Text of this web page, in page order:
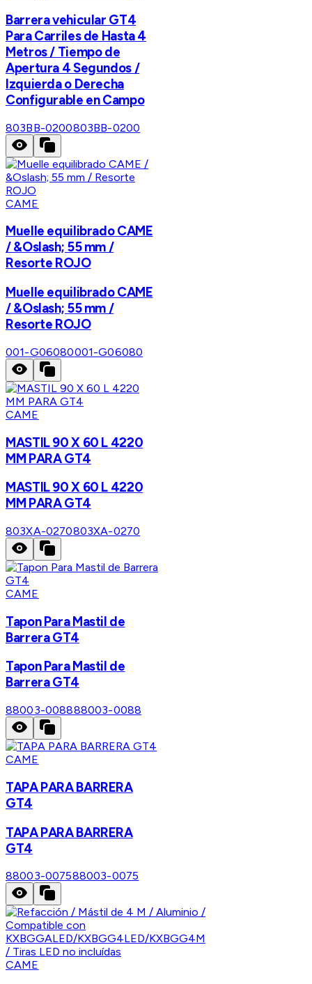
Barrera vehicular GT4
Para Carriles de Hasta 4
Metros / Tiempo de
Apertura 4 Segundos /
Izquierda o Derecha
Configurable en Campo
803BB-0200803BB-0200
CAME
Muelle equilibrado CAME
/ &Oslash; 55 mm /
Resorte ROJO
Muelle equilibrado CAME
/ &Oslash; 55 mm /
Resorte ROJO
001-G06080001-G06080
CAME
MASTIL 90 X 60 L 4220
MM PARA GT4
MASTIL 90 X 60 L 4220
MM PARA GT4
803XA-0270803XA-0270
CAME
Tapon Para Mastil de
Barrera GT4
Tapon Para Mastil de
Barrera GT4
88003-008888003-0088
CAME
TAPA PARA BARRERA
GT4
TAPA PARA BARRERA
GT4
88003-007588003-0075
CAME